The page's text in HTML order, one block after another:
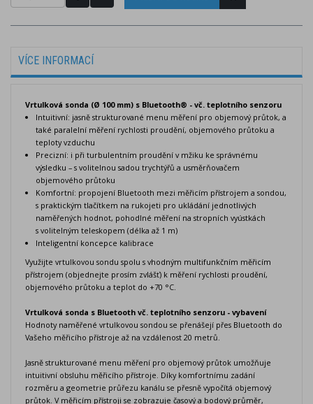
VÍCE INFORMACÍ
Vrtulková sonda (Ø 100 mm) s Bluetooth® - vč. teplotního senzoru
Intuitivní: jasně strukturované menu měření pro objemový průtok, a
také paralelní měření rychlosti proudění, objemového průtoku a
teploty vzduchu
Precizní: i při turbulentním proudění v mžiku ke správnému
výsledku – s volitelnou sadou trychtýřů a usměrňovačem
objemového průtoku
Komfortní: propojení Bluetooth mezi měřicím přístrojem a sondou,
s praktickým tlačítkem na rukojeti pro ukládání jednotlivých
naměřených hodnot, pohodlné měření na stropních vyústkách
s volitelným teleskopem (délka až 1 m)
Inteligentní koncepce kalibrace
Využijte vrtulkovou sondu spolu s vhodným multifunkčním měřicím
přístrojem (objednejte prosím zvlášť) k měření rychlosti proudění,
objemového průtoku a teplot do +70 °C.
Vrtulková sonda s Bluetooth vč. teplotního senzoru - vybavení
Hodnoty naměřené vrtulkovou sondou se přenášejí přes Bluetooth do
Vašeho měřicího přístroje až na vzdálenost 20 metrů.
Jasně strukturované menu měření pro objemový průtok umožňuje
intuitivní obsluhu měřicího přístroje. Díky komfortnímu zadání
rozměru a geometrie průřezu kanálu se přesně vypočítá objemový
průtok. V měřicím přístroji se zobrazuje časový a bodový průměr,